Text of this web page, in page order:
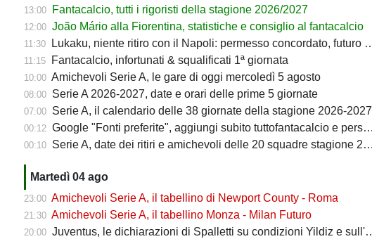
13:00 Fantacalcio, tutti i rigoristi della stagione 2026/2027
12:00 João Mário alla Fiorentina, statistiche e consiglio al fantacalcio
11:30 Lukaku, niente ritiro con il Napoli: permesso concordato, futuro in bilico
11:15 Fantacalcio, infortunati & squalificati 1ª giornata
10:00 Amichevoli Serie A, le gare di oggi mercoledì 5 agosto
08:00 Serie A 2026-2027, date e orari delle prime 5 giornate
07:00 Serie A, il calendario delle 38 giornate della stagione 2026-2027
00:12 Google "Fonti preferite", aggiungi subito tuttofantacalcio e personalizza le tue notizie
00:10 Serie A, date dei ritiri e amichevoli delle 20 squadre stagione 2026/2027
Martedì 04 ago
23:00 Amichevoli Serie A, il tabellino di Newport County - Roma
21:30 Amichevoli Serie A, il tabellino Monza - Milan Futuro
20:00 Juventus, le dichiarazioni di Spalletti su condizioni Yildiz e sull'attacco